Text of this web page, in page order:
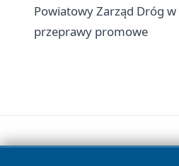
Powiatowy Zarząd Dróg w
przeprawy promowe